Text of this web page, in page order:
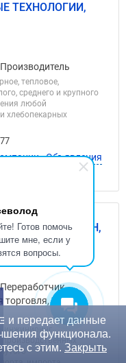
Готов помочь
мне, если у
вопросы.
ТЕХНОЛОГИИ,
тепловое,
среднего и крупного
любой
хлебопекарных
Объявления
Agrar GmbH,
Услуги,
инжиниринг,
и передает данные
функционала.
с этим. Закрыть